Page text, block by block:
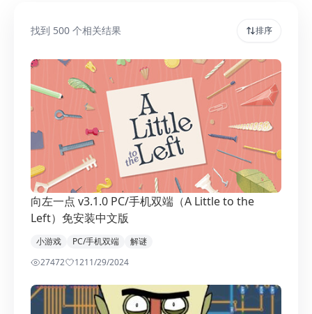
找到 500 个相关结果 排序
向左一点 v3.1.0 PC/手机双端（A Little to the
Left）免安装中文版
小游戏 PC/手机双端
解谜
27472
1211/29/2024